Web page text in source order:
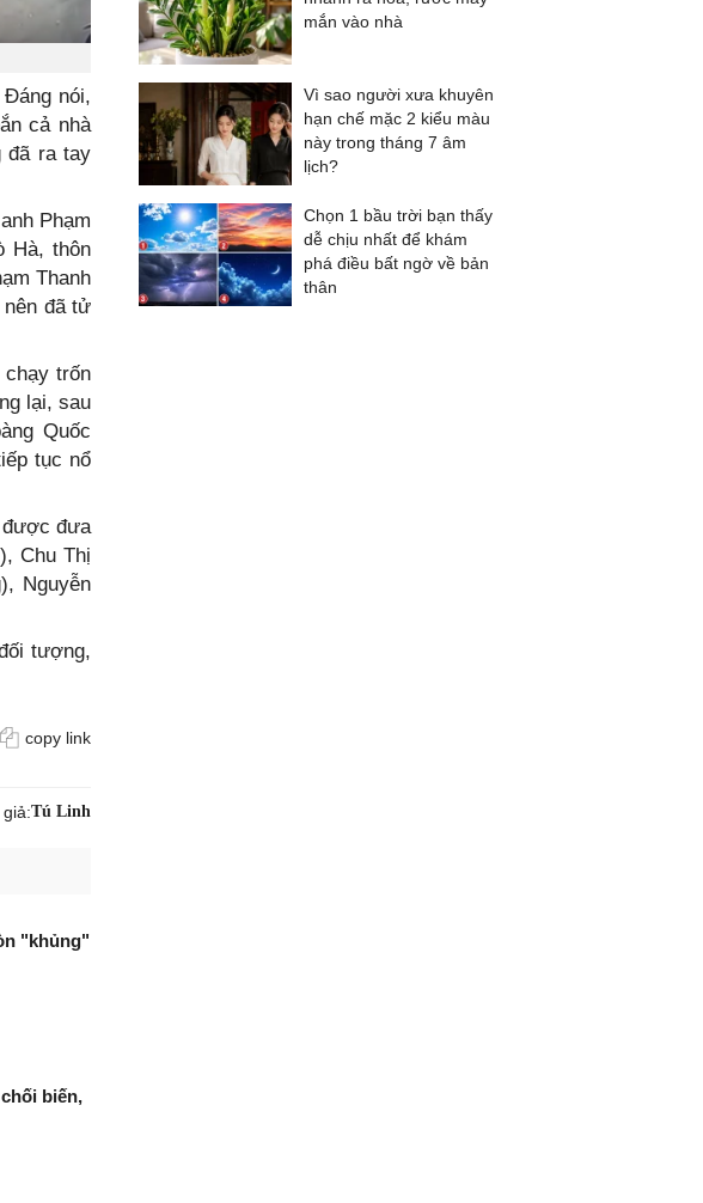
nói,
cả nhà
đã ra tay
Phạm
Hà, thôn
Thanh
nên đã tử
trốn
lại, sau
Quốc
tục nổ
đưa
Chu Thị
Nguyễn
tượng,
copy link
Tú Linh
"khủng"
biến,
mắn vào nhà
Vì sao người xưa khuyên
hạn chế mặc 2 kiểu màu
này trong tháng 7 âm
lịch?
Chọn 1 bầu trời bạn thấy
dễ chịu nhất để khám
phá điều bất ngờ về bản
thân